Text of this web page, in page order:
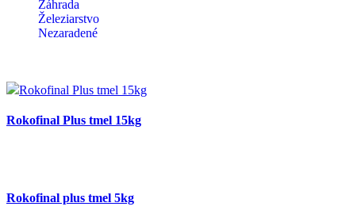
Záhrada
Železiarstvo
Nezaradené
Rokofinal Plus tmel 15kg
Rokofinal plus tmel 5kg